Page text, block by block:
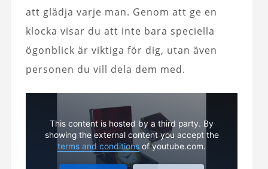
att glädja varje man. Genom att ge en
klocka visar du att inte bara speciella
ögonblick är viktiga för dig, utan även
personen du vill dela dem med.
This content is hosted by a third party. By
showing the external content you accept the
terms and conditions of youtube.com.